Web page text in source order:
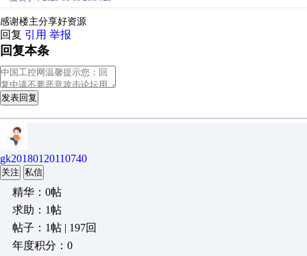
感谢楼主分享好资源
回复 引用 举报
回复本条
发表回复
gk20180120110740
关注 私信
精华：0帖
求助：1帖
帖子：1帖 | 197回
年度积分：0